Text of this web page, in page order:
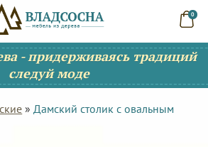
0
- придерживаясь традиций
следуй моде
»Дамский столик с овальным